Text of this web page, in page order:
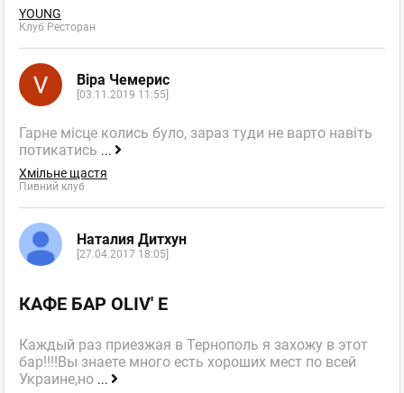
YOUNG
Клуб Ресторан
Віра Чемерис
[03.11.2019 11:55]
Гарне місце колись було, зараз туди не варто навіть
потикатись ...
Хмільне щастя
Пивний клуб
Наталия Дитхун
[27.04.2017 18:05]
КАФЕ БАР OLIV' E
Каждый раз приезжая в Тернополь я захожу в этот
бар!!!!Вы знаете много есть хороших мест по всей
Украине,но ...